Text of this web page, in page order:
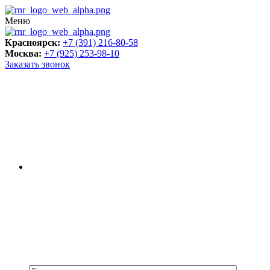
Меню
Красноярск: +7 (391) 216-80-58
Москва: +7 (925) 253-98-10
Заказать звонок